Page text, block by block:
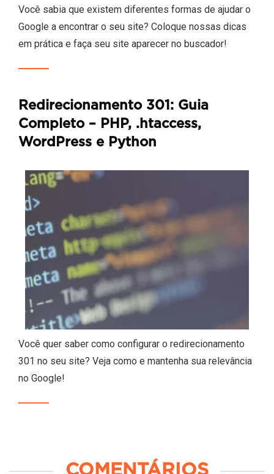
Você sabia que existem diferentes formas de ajudar o
Google a encontrar o seu site? Coloque nossas dicas
em prática e faça seu site aparecer no buscador!
Redirecionamento 301: Guia
Completo – PHP, .htaccess,
WordPress e Python
Você quer saber como configurar o redirecionamento
301 no seu site? Veja como e mantenha sua relevância
no Google!